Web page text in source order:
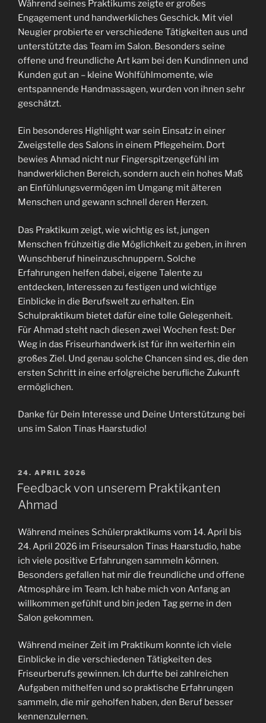
Während seines Praktikums zeigte er großes
Engagement und handwerkliches Geschick. Mit viel
Neugier probierte er verschiedene Tätigkeiten aus und
unterstützte das Team im Salon. Besonders seine
offene und freundliche Art kam bei den Kundinnen und
Kunden gut an – kleine Wohlfühlmomente, wie
entspannende Handmassagen, wurden von ihnen sehr
geschätzt.
Ein besonderes Highlight war sein Einsatz in einer
Zweigstelle des Salons in einem Pflegeheim. Dort
bewies Ahmad nicht nur Fingerspitzengefühl im
handwerklichen Bereich, sondern auch ein hohes Maß
an Einfühlungsvermögen im Umgang mit älteren
Menschen und gewann schnell deren Herzen.
Das Praktikum zeigt, wie wichtig es ist, jungen
Menschen frühzeitig die Möglichkeit zu geben, in ihren
Wunschberuf hineinzuschnuppern. Solche
Erfahrungen helfen dabei, eigene Talente zu
entdecken, Interessen zu festigen und wichtige
Einblicke in die Berufswelt zu erhalten. Ein
Schulpraktikum bietet dafür eine tolle Gelegenheit.
Für Ahmad steht nach diesen zwei Wochen fest: Der
Weg in das Friseurhandwerk ist für ihn weiterhin ein
großes Ziel. Und genau solche Chancen sind es, die den
ersten Schritt in eine erfolgreiche berufliche Zukunft
ermöglichen.
Danke für Dein Interesse und Deine Unterstützung bei
uns im Salon Tinas Haarstudio!
VERÖFFENTLICHT
AM
24. APRIL 2026
Feedback von unserem Praktikanten
Ahmad
Während meines Schülerpraktikums vom 14. April bis
24. April 2026 im Friseursalon Tinas Haarstudio, habe
ich viele positive Erfahrungen sammeln können.
Besonders gefallen hat mir die freundliche und offene
Atmosphäre im Team. Ich habe mich von Anfang an
willkommen gefühlt und bin jeden Tag gerne in den
Salon gekommen.
Während meiner Zeit im Praktikum konnte ich viele
Einblicke in die verschiedenen Tätigkeiten des
Friseurberufs gewinnen. Ich durfte bei zahlreichen
Aufgaben mithelfen und so praktische Erfahrungen
sammeln, die mir geholfen haben, den Beruf besser
kennenzulernen.